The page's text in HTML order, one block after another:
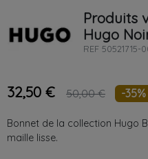
Produits
Hugo
REF 50521715-
32,50 € 50,00 € -35%
Bonnet de la collection Hugo
maille lisse.